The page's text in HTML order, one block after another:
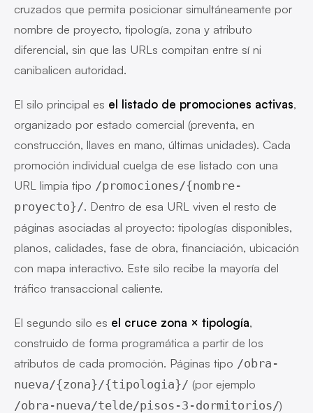
cruzados que permita posicionar simultáneamente por
nombre de proyecto, tipología, zona y atributo
diferencial, sin que las URLs compitan entre sí ni
canibalicen autoridad.
El silo principal es el listado de promociones activas,
organizado por estado comercial (preventa, en
construcción, llaves en mano, últimas unidades). Cada
promoción individual cuelga de ese listado con una
URL limpia tipo /promociones/{nombre-
proyecto}/. Dentro de esa URL viven el resto de
páginas asociadas al proyecto: tipologías disponibles,
planos, calidades, fase de obra, financiación, ubicación
con mapa interactivo. Este silo recibe la mayoría del
tráfico transaccional caliente.
El segundo silo es el cruce zona × tipología,
construido de forma programática a partir de los
atributos de cada promoción. Páginas tipo /obra-
nueva/{zona}/{tipologia}/ (por ejemplo
/obra-nueva/telde/pisos-3-dormitorios/)